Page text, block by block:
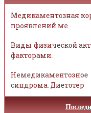
Медикаментозная
проявлений ме
Виды физической
факторами.
синдрома. Диетотер